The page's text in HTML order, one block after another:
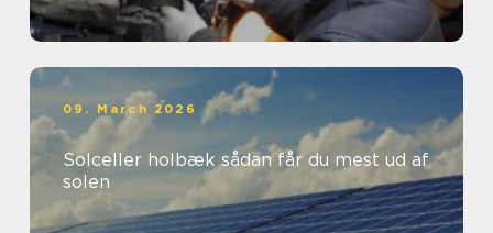
09. March 2026
Solceller holbæk sådan får du mest ud af
solen